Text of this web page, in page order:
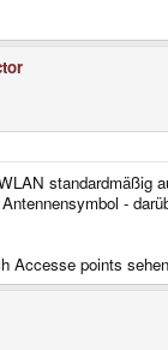
standardmäßig
-
Accesse points